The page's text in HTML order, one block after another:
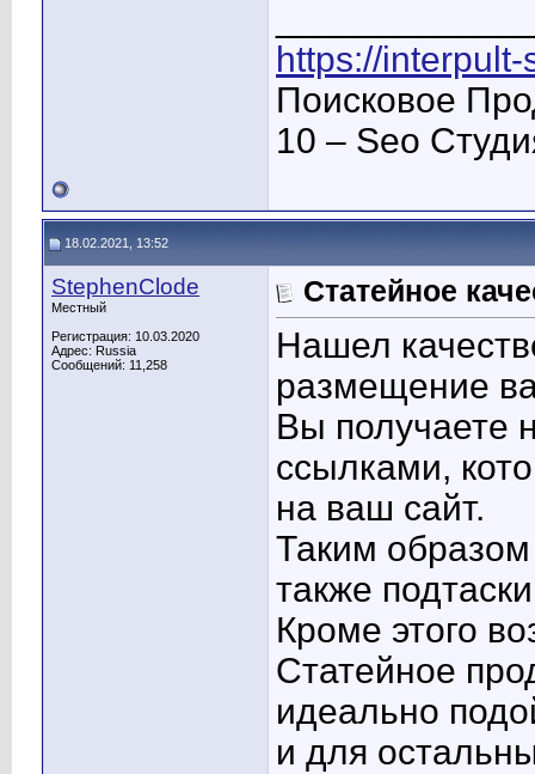
https://
Поисковое
10 – Seo
18.02.2021, 13:52
StephenClode
Местный
Регистрация: 10.03.2020
Адрес: Russia
Сообщений: 11,258
Статейное
Нашел
размещение
Вы получаете
ссылками,
на ваш сайт.
Таким
также
Кроме этого
Статейное
идеально
и для